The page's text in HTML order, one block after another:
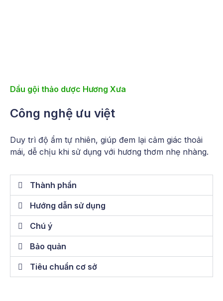
Dầu gội thảo dược Hương Xưa
Công nghệ ưu việt
Duy trì độ ẩm tự nhiên, giúp đem lại cảm giác thoải
mái, dễ chịu khi sử dụng với hương thơm nhẹ nhàng.
Thành phần
Hướng dẫn sử dụng
Chú ý
Bảo quản
Tiêu chuẩn cơ sở